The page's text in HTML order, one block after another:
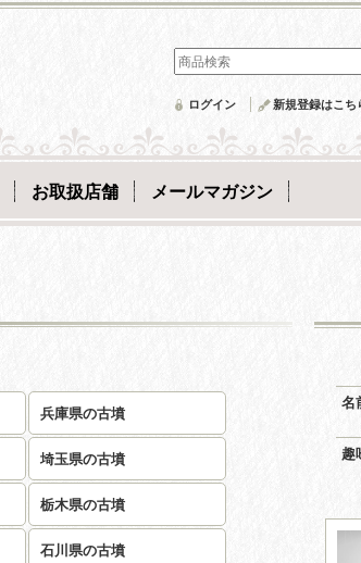
ログイン 新規登録はこち
お取扱店舗 メールマガジン
名
趣
兵庫県の古墳
埼玉県の古墳
栃木県の古墳
石川県の古墳